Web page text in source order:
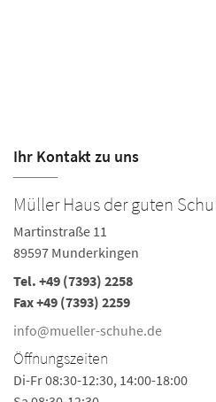
Ihr Kontakt zu uns
Müller Haus der guten
Martinstraße 11
89597 Munderkingen
Tel. +49 (7393) 2258
Fax +49 (7393) 2259
info@mueller-schuhe.de
Öffnungszeiten
Di-Fr 08:30-12:30, 14:00-18:00